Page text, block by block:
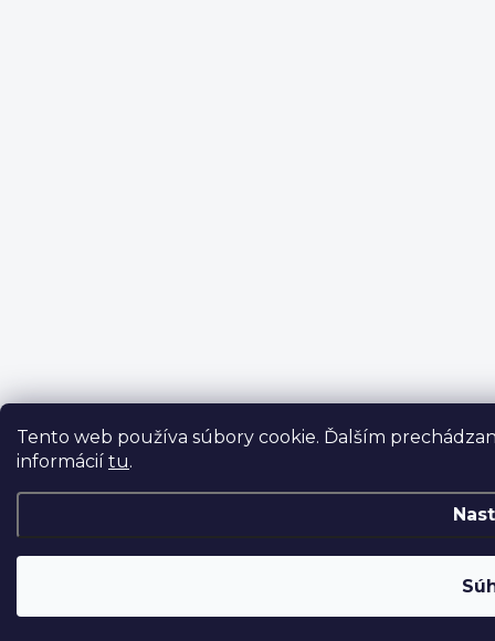
Tento web používa súbory cookie. Ďalším
informácií tu.